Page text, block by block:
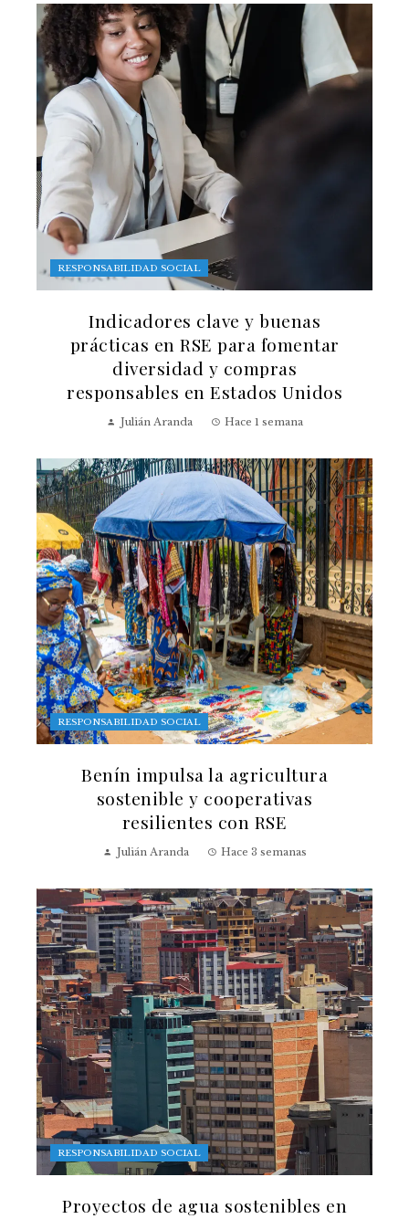
RESPONSABILIDAD SOCIAL
Indicadores clave y buenas
prácticas en RSE para fomentar
diversidad y compras
responsables en Estados Unidos
Julián Aranda Hace 1 semana
RESPONSABILIDAD SOCIAL
Benín impulsa la agricultura
sostenible y cooperativas
resilientes con RSE
Julián Aranda Hace 3 semanas
RESPONSABILIDAD SOCIAL
Proyectos de agua sostenibles en